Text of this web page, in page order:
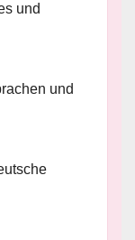
und
und